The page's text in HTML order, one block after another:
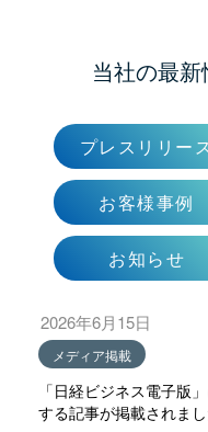
公共・公益法人向
アウトソーシング
会社情報
会社情報トップ
企業理念
会社概要
ニュース
制度・文化
採用情報
WHI Holdings
資料ダウンロー
受付時間9:30
当社の最
プレスリリー
お客様事例
お知らせ
2026年6月15日
メディア掲載
「日経ビジネス電子版
する記事が掲載されま